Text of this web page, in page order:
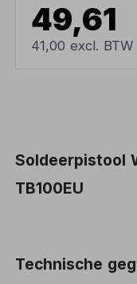
49,61
41,00 excl. BTW
Soldeerpistool
TB100EU
Technische